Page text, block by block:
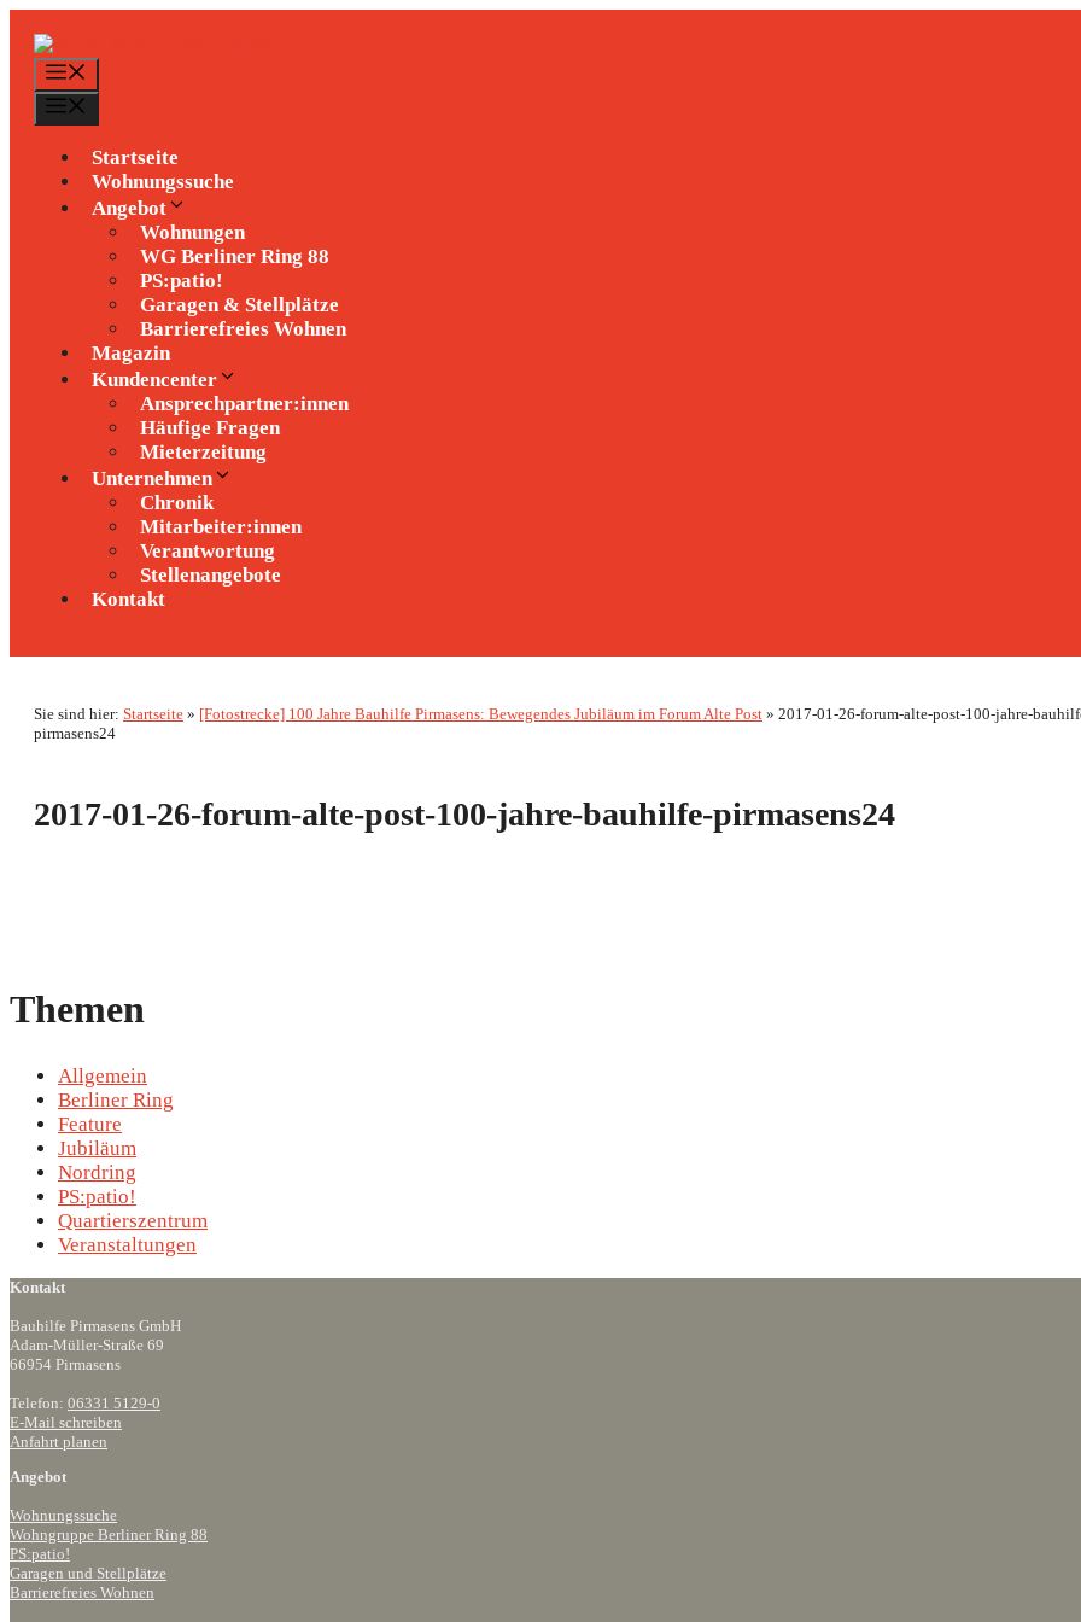
Inhalt
springen
Startseite
Wohnungssuche
Angebot
Wohnungen
WG Berliner Ring 88
PS:patio!
Garagen & Stellplätze
Barrierefreies Wohnen
Magazin
Kundencenter
Ansprechpartner:innen
Häufige Fragen
Mieterzeitung
Unternehmen
Chronik
Mitarbeiter:innen
Verantwortung
Stellenangebote
Kontakt
Sie sind hier: Startseite » [Fotostrecke] 100 Jahre Bauhilfe Pirmasens: Bewegendes Jubiläum im Forum Alte Post » 2017-01-26-forum-alte-post-100-jahre-
pirmasens24
2017-01-26-forum-alte-post-100-jahre-bauhilfe-pirmasens24
Themen
Allgemein
Berliner Ring
Feature
Jubiläum
Nordring
PS:patio!
Quartierszentrum
Veranstaltungen
Kontakt
Bauhilfe Pirmasens GmbH
Adam-Müller-Straße 69
66954 Pirmasens
Telefon: 06331 5129-0
E-Mail schreiben
Anfahrt planen
Angebot
Wohnungssuche
Wohngruppe Berliner Ring 88
PS:patio!
Garagen und Stellplätze
Barrierefreies Wohnen